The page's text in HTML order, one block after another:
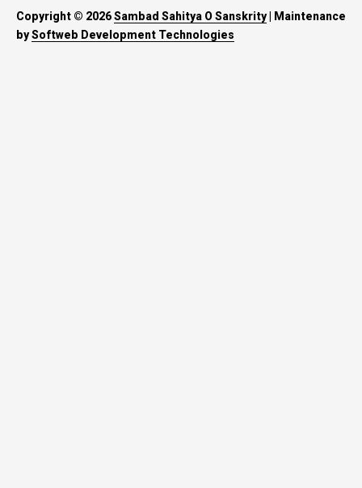
Copyright © 2026Sambad Sahitya O Sanskrity| Maintenance
bySoftweb Development Technologies